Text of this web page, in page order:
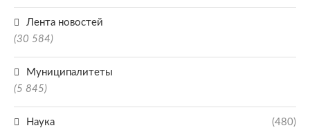
Лента новостей
(30 584)
Муниципалитеты
(5 845)
Наука (480)